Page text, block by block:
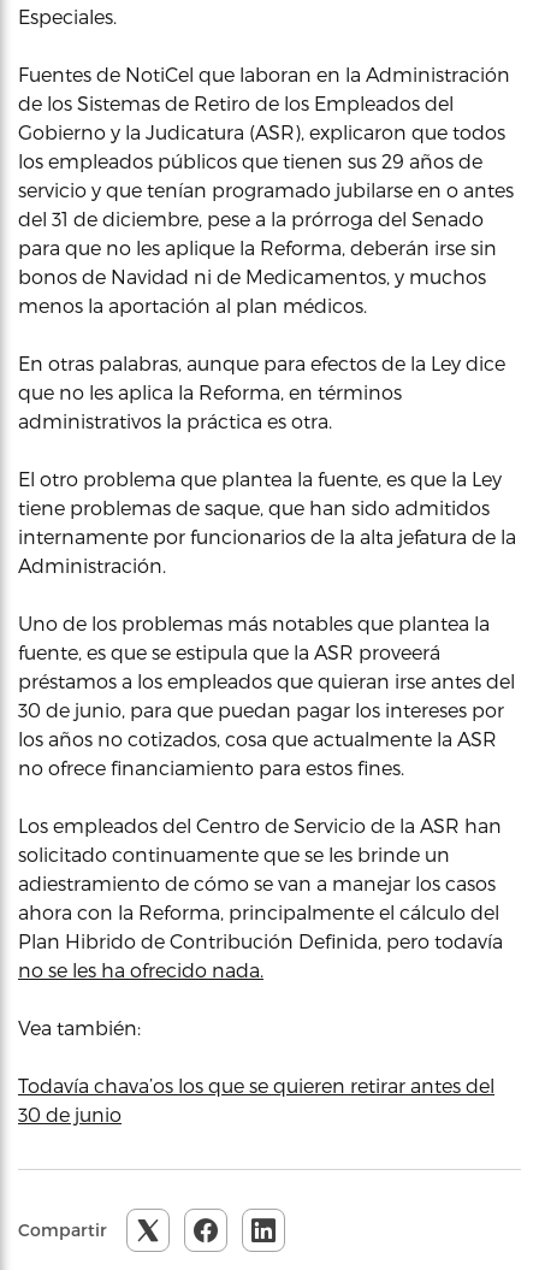
Especiales.
Fuentes de NotiCel que laboran en la Administración
de los Sistemas de Retiro de los Empleados del
Gobierno y la Judicatura (ASR), explicaron que todos
los empleados públicos que tienen sus 29 años de
servicio y que tenían programado jubilarse en o antes
del 31 de diciembre, pese a la prórroga del Senado
para que no les aplique la Reforma, deberán irse sin
bonos de Navidad ni de Medicamentos, y muchos
menos la aportación al plan médicos.
En otras palabras, aunque para efectos de la Ley dice
que no les aplica la Reforma, en términos
administrativos la práctica es otra.
El otro problema que plantea la fuente, es que la Ley
tiene problemas de saque, que han sido admitidos
internamente por funcionarios de la alta jefatura de la
Administración.
Uno de los problemas más notables que plantea la
fuente, es que se estipula que la ASR proveerá
préstamos a los empleados que quieran irse antes del
30 de junio, para que puedan pagar los intereses por
los años no cotizados, cosa que actualmente la ASR
no ofrece financiamiento para estos fines.
Los empleados del Centro de Servicio de la ASR han
solicitado continuamente que se les brinde un
adiestramiento de cómo se van a manejar los casos
ahora con la Reforma, principalmente el cálculo del
Plan Hibrido de Contribución Definida, pero todavía
no se les ha ofrecido nada.
Vea también:
Todavía chava’os los que se quieren retirar antes del
30 de junio
Compartir